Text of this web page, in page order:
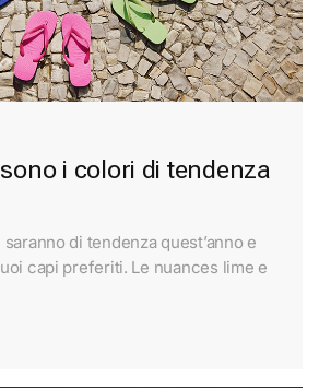
i colori di tendenza
di tendenza quest’anno e
capi preferiti. Le nuances lime e